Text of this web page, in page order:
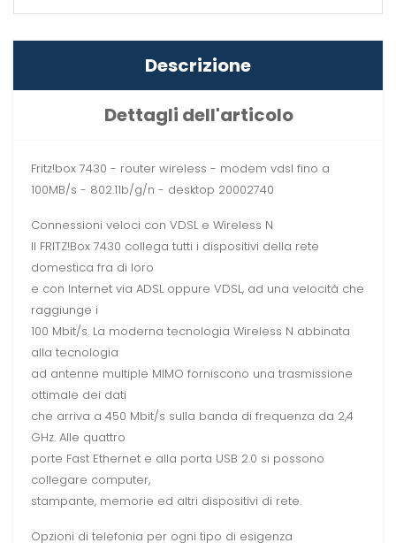
Descrizione
Dettagli dell'articolo
Fritz!box 7430 - router wireless - modem vdsl fino a
100MB/s - 802.11b/g/n - desktop 20002740
Connessioni veloci con VDSL e Wireless N
Il FRITZ!Box 7430 collega tutti i dispositivi della rete
domestica fra di loro
e con Internet via ADSL oppure VDSL, ad una velocità che
raggiunge i
100 Mbit/s. La moderna tecnologia Wireless N abbinata
alla tecnologia
ad antenne multiple MIMO forniscono una trasmissione
ottimale dei dati
che arriva a 450 Mbit/s sulla banda di frequenza da 2,4
GHz. Alle quattro
porte Fast Ethernet e alla porta USB 2.0 si possono
collegare computer,
stampante, memorie ed altri dispositivi di rete.
Opzioni di telefonia per ogni tipo di esigenza